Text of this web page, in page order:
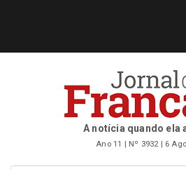
A notícia quando ela
Ano 11 | Nº 3932 | 6